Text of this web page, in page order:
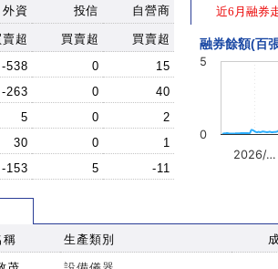
外資 投信 自營商
賣超 買賣超
買賣超
-538 0
15
-263 0
40
5 0
2
30 0
1
-153 5 -11
近6月融券
融券餘額(百
2026/…
0
5
稱 生產類別